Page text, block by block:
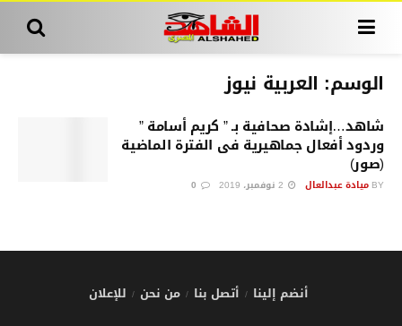
الوسم: العربية نيوز
شاهد…إشادة صحافية بـ ” كريم أسامة ”
وردود أفعال جماهيرية فى الفترة الماضية
(صور)
BY ميادة عبدالعال
أنضم إلينا أتصل بنا من نحن للإعلان